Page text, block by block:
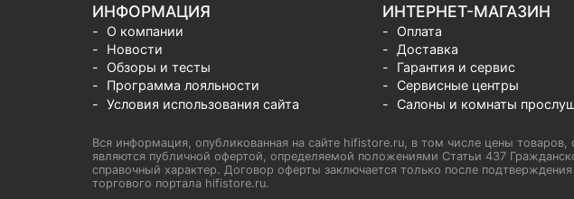
ИНФОРМАЦИЯ
О компании
Новости
Обзоры и тесты
Программа лояльности
Условия использования сайта
ИНТЕРНЕТ-МАГАЗИН
Оплата
Доставка
Гарантия и сервис
Сервисные центры
Салоны и комнаты
Вся информация, опубликованная на сайте hifistore.ru, в том числе цены товаров,
являются публичной офертой, определяемой положениями Статьи 437
справочный характер. Договор оферты заключается только после
торгового портала hifistore.ru.